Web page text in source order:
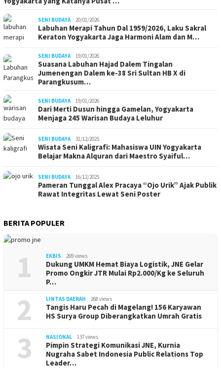
SENI BUDAYA 20/01/2026
Labuhan Merapi Tahun Dal 1959/2026, Laku Sakral
Keraton Yogyakarta Jaga Harmoni Alam dan M…
SENI BUDAYA 19/01/2026
Suasana Labuhan Hajad Dalem Tingalan
Jumenengan Dalem ke-38 Sri Sultan HB X di
Parangkusum…
SENI BUDAYA 19/01/2026
Dari Merti Dusun hingga Gamelan, Yogyakarta
Menjaga 245 Warisan Budaya Leluhur
SENI BUDAYA 31/12/2025
Wisata Seni Kaligrafi: Mahasiswa UIN Yogyakarta
Belajar Makna Alquran dari Maestro Syaiful…
SENI BUDAYA 16/12/2025
Pameran Tunggal Alex Pracaya “Ojo Urik” Ajak Publik
Rawat Integritas Lewat Seni Poster
BERITA POPULER
1 EKBIS 269 views
Dukung UMKM Hemat Biaya Logistik, JNE Gelar
Promo Ongkir JTR Mulai Rp2.000/Kg ke Seluruh
P…
2 LINTAS DAERAH 268 views
Tangis Haru Pecah di Magelang! 156 Karyawan
HS Surya Group Diberangkatkan Umrah Gratis
3 NASIONAL 137 views
Pimpin Strategi Komunikasi JNE, Kurnia
Nugraha Sabet Indonesia Public Relations Top
Leader…